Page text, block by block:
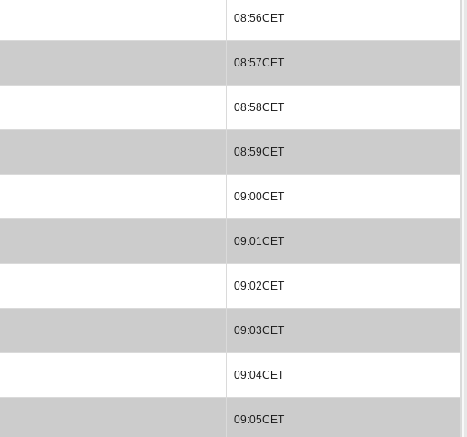
08:56CET
08:57CET
08:58CET
08:59CET
09:00CET
09:01CET
09:02CET
09:03CET
09:04CET
09:05CET